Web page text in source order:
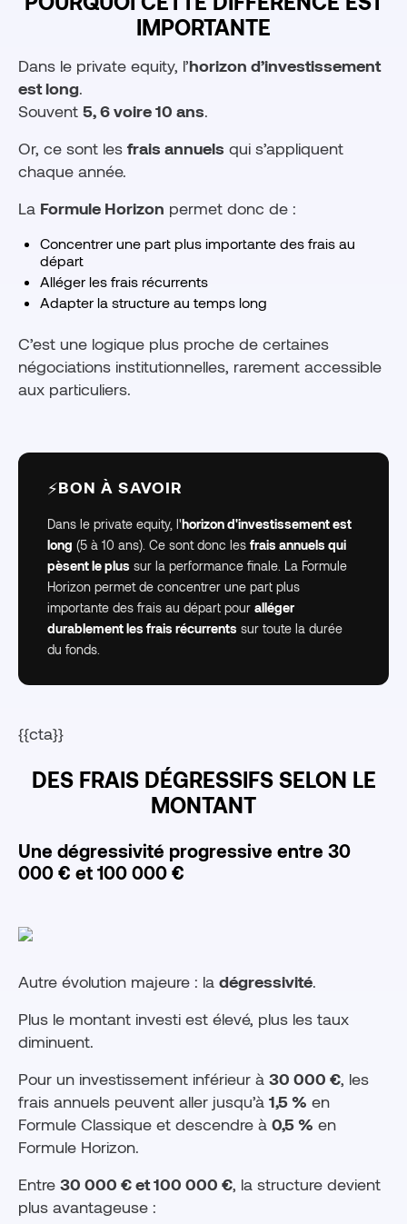
IMPORTANTE
Dans le private equity, l’horizon d’investissement
est long.
Souvent 5, 6 voire 10 ans.
Or, ce sont les frais annuels qui s’appliquent
chaque année.
La Formule Horizon permet donc de :
Concentrer une part plus importante des frais au
départ
Alléger les frais récurrents
Adapter la structure au temps long
C’est une logique plus proche de certaines
négociations institutionnelles, rarement accessible
aux particuliers.
⚡BON À SAVOIR
Dans le private equity, l'horizon d'investissement est
long (5 à 10 ans). Ce sont donc les frais annuels qui
pèsent le plus sur la performance finale. La Formule
Horizon permet de concentrer une part plus
importante des frais au départ pour alléger
durablement les frais récurrents sur toute la durée
du fonds.
{{cta}}
DES FRAIS DÉGRESSIFS SELON LE
MONTANT
Une dégressivité progressive entre 30
000 € et 100 000 €
Autre évolution majeure : la dégressivité.
Plus le montant investi est élevé, plus les taux
diminuent.
Pour un investissement inférieur à 30 000 €, les
frais annuels peuvent aller jusqu’à 1,5 % en
Formule Classique et descendre à 0,5 % en
Formule Horizon.
Entre 30 000 € et 100 000 €, la structure devient
plus avantageuse :